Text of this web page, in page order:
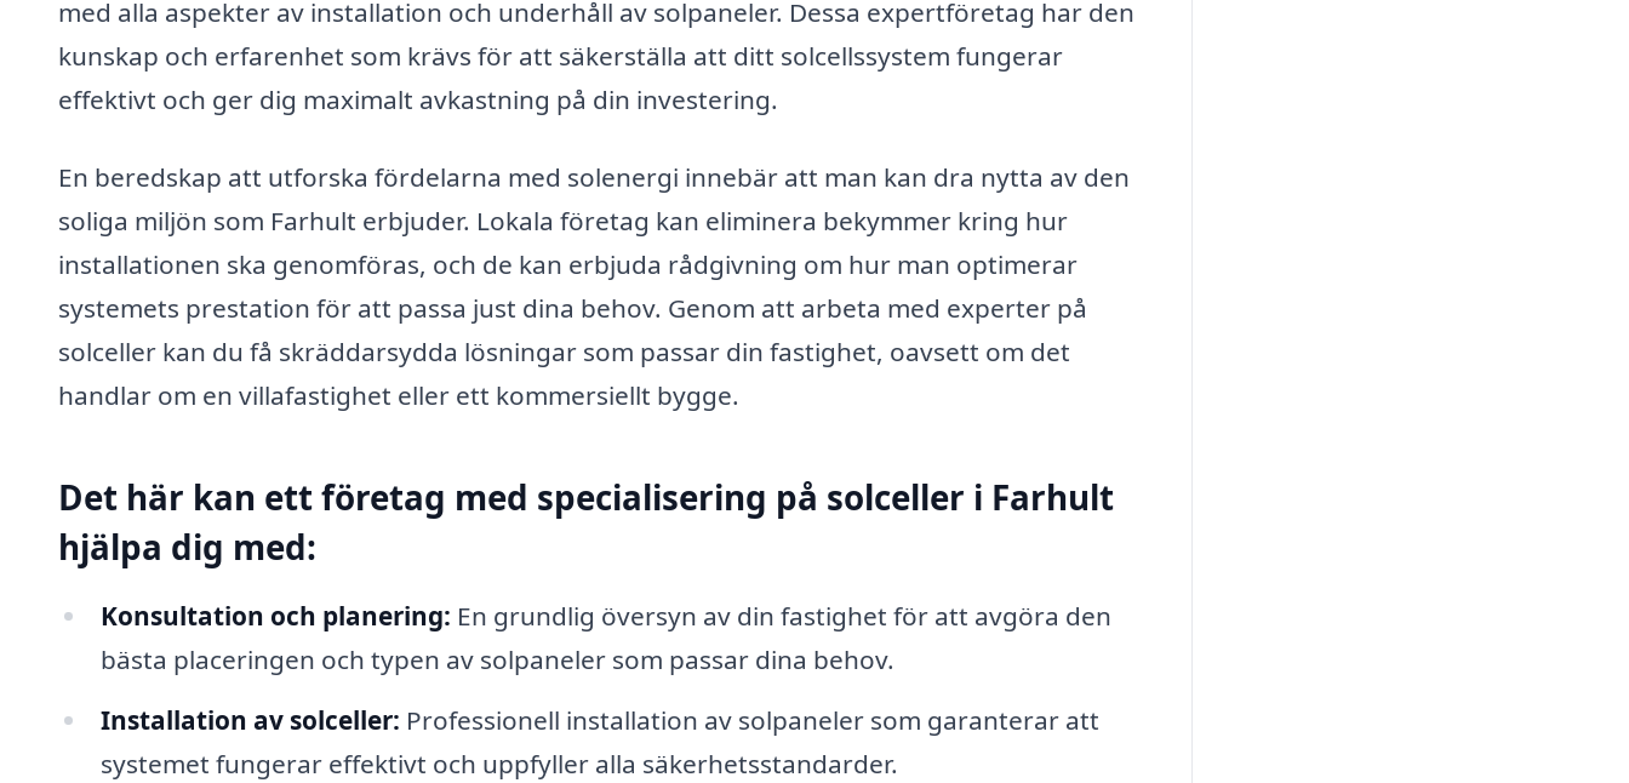
med alla aspekter av installation och underhåll av solpaneler. Dessa expertföretag har den
kunskap och erfarenhet som krävs för att säkerställa att ditt solcellssystem fungerar
effektivt och ger dig maximalt avkastning på din investering.
En beredskap att utforska fördelarna med solenergi innebär att man kan dra nytta av den
soliga miljön som Farhult erbjuder. Lokala företag kan eliminera bekymmer kring hur
installationen ska genomföras, och de kan erbjuda rådgivning om hur man optimerar
systemets prestation för att passa just dina behov. Genom att arbeta med experter på
solceller kan du få skräddarsydda lösningar som passar din fastighet, oavsett om det
handlar om en villafastighet eller ett kommersiellt bygge.
Det här kan ett företag med specialisering på solceller i Farhult
hjälpa dig med:
Konsultation och planering: En grundlig översyn av din fastighet för att avgöra den
bästa placeringen och typen av solpaneler som passar dina behov.
Installation av solceller: Professionell installation av solpaneler som garanterar att
systemet fungerar effektivt och uppfyller alla säkerhetsstandarder.